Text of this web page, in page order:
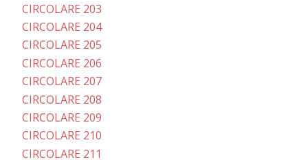
CIRCOLARE 203
CIRCOLARE 204
CIRCOLARE 205
CIRCOLARE 206
CIRCOLARE 207
CIRCOLARE 208
CIRCOLARE 209
CIRCOLARE 210
CIRCOLARE 211